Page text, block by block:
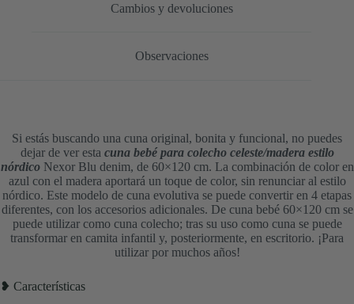
Cambios y devoluciones
Observaciones
Si estás buscando una cuna original, bonita y funcional, no puedes
dejar de ver esta cuna bebé para colecho celeste/madera estilo
nórdicoNexor Blu denim, de 60×120 cm. La combinación de color en
azul con el madera aportará un toque de color, sin renunciar al estilo
nórdico. Este modelo de cuna evolutiva se puede convertir en 4 etapas
diferentes, con los accesorios adicionales. De cuna bebé 60×120 cm se
puede utilizar como cuna colecho; tras su uso como cuna se puede
transformar en camita infantil y, posteriormente, en escritorio. ¡Para
utilizar por muchos años!
❥ Características